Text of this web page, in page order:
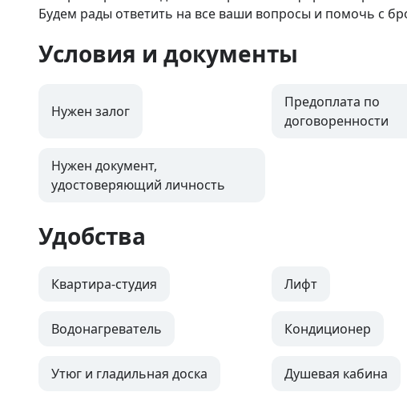
Будем рады ответить на все ваши вопросы и помочь с
Условия и документы
Нужен залог
Предоплата по
договоренности
Нужен документ,
удостоверяющий личность
Удобства
Квартира-студия Лифт
Водонагреватель Кондиционер
Утюг и гладильная доска Душевая кабина